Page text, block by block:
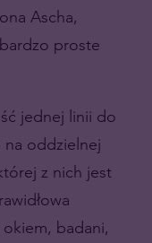
Ascha,
proste
jednej linii do
na oddzielnej
z nich jest
badani,